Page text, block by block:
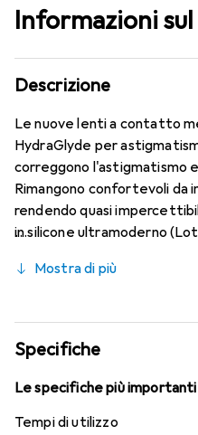
Informazioni
Descrizione
Le nuove lenti a contatto
HydraGlyde per
correggono l'astigmatismo
Rimangono confortevoli da
rendendo quasi
in silicone ultramoderno
HydraGlyde Moisture
indossabilità che conosci.
durante tutto il giorno con le
Mostra di più
Specifiche
Le specifiche più importanti
Tempi di utilizzo